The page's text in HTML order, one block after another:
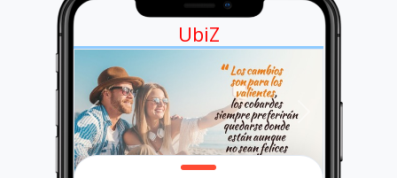
UbiZ